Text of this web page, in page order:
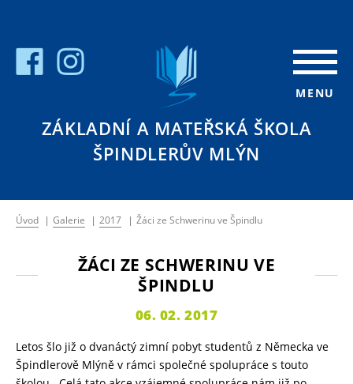
ZÁKLADNÍ A MATEŘSKÁ ŠKOLA
ŠPINDLERŮV MLÝN
MENU
Úvod | Galerie | 2017 | Žáci ze Schwerinu ve Špindlu
ŽÁCI ZE SCHWERINU VE
ŠPINDLU
06. 02. 2017
Letos šlo již o dvanáctý zimní pobyt studentů z Německa ve
Špindlerově Mlýně v rámci společné spolupráce s touto